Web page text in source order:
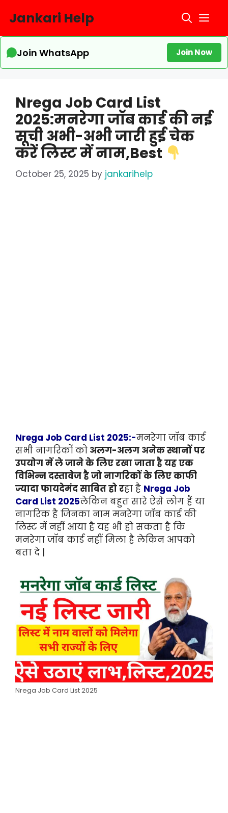
Jankari Help
Join WhatsApp Join Now
Nrega Job Card List
2025:मनरेगा जॉब कार्ड की नई
सूची अभी-अभी जारी हुई चेक
करें लिस्ट में नाम,Best
October 25, 2025 by jankarihelp
Nrega Job Card List 2025:-मनरेगा जॉब कार्ड
सभी नागरिकों को अलग-अलग अनेक स्थानों पर
उपयोग में ले जाने के लिए रखा जाता है यह एक
विभिन्न दस्तावेज है जो नागरिकों के लिए काफी
ज्यादा फायदेमंद साबित हो रहा है Nrega Job
Card List 2025लेकिन बहुत सारे ऐसे लोग हैं या
नागरिक है जिनका नाम मनरेगा जॉब कार्ड की
लिस्ट में नहीं आया है यह भी हो सकता है कि
मनरेगा जॉब कार्ड नहीं मिला है लेकिन आपको
बता दे |
Nrega Job Card List 2025